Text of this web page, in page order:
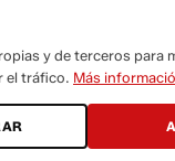
de todos los contenidos
y de terceros para
el tráfico. Más